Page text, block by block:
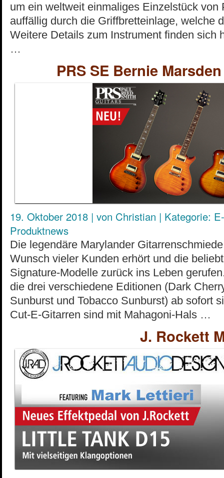
um ein weltweit einmaliges Einzelstück von
auffällig durch die Griffbretteinlage, welche
Weitere Details zum Instrument finden sich
…
PRS SE Bernie
19. Oktober 2018 | von Christian | Kategorie:
Produktnews
Die legendäre Marylander
Wunsch vieler Kunden erhört und die
Signature-Modelle zurück ins Leben
die drei verschiedene Editionen (Dark
Sunburst und Tobacco Sunburst) ab sofort
Cut-E-Gitarren sind mit Mahagoni-Hals …
J. Rockett